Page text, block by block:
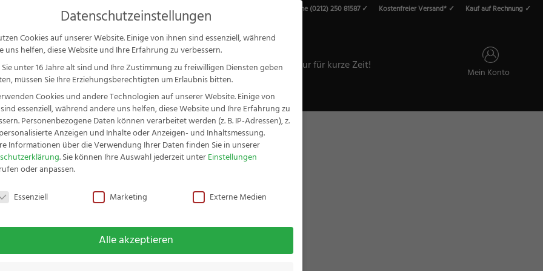
Service-Hotline (0212) 250 81587 ✓ Kostenfreier Versand* ✓ Kauf auf Rechnung ✓
& Sets Messer-Serien Zubehör Service SALE – Nur für kurze Zeit!
Mein Konto
search
ausgenommen. Lieferzeit beträgt 5-7 Werktage.
Datenschutzeinstellungen
Cookies auf unserer Website. Einige von ihnen sind essenziell, während
uns helfen, diese Website und Ihre Erfahrung zu verbessern.
unter 16 Jahre alt sind und Ihre Zustimmung zu freiwilligen Diensten geben
müssen Sie Ihre Erziehungsberechtigten um Erlaubnis bitten.
Cookies und andere Technologien auf unserer Website. Einige von
essenziell, während andere uns helfen, diese Website und Ihre Erfahrung zu
Personenbezogene Daten können verarbeitet werden (z. B. IP-Adressen), z.
Anzeigen und Inhalte oder Anzeigen- und Inhaltsmessung.
Informationen über die Verwendung Ihrer Daten finden Sie in unserer
. Sie können Ihre Auswahl jederzeit unter Einstellungen
oder anpassen.
Essenziell Marketing Externe Medien
Alle akzeptieren